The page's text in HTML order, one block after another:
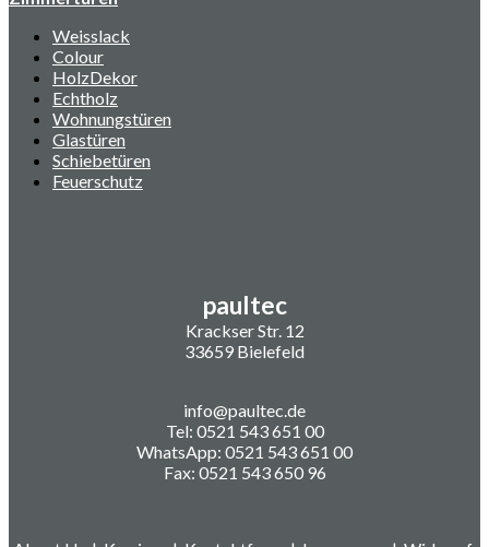
Weisslack
Colour
HolzDekor
Echtholz
Wohnungstüren
Glastüren
Schiebetüren
Feuerschutz
paultec
Krackser Str. 12
33659 Bielefeld
info@paultec.de
Tel: 0521 543 651 00
WhatsApp: 0521 543 651 00
Fax: 0521 543 650 96